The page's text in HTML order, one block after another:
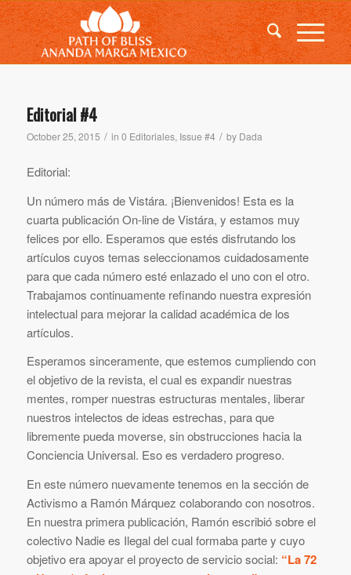
Editorial #4
October 25, 2015 / in 0 Editoriales, Issue #4 / by Dada
Editorial:
Un número más de Vistára. ¡Bienvenidos! Esta es la
cuarta publicación On-line de Vistára, y estamos muy
felices por ello. Esperamos que estés disfrutando los
artículos cuyos temas seleccionamos cuidadosamente
para que cada número esté enlazado el uno con el otro.
Trabajamos continuamente refinando nuestra expresión
intelectual para mejorar la calidad académica de los
artículos.
Esperamos sinceramente, que estemos cumpliendo con
el objetivo de la revista, el cual es expandir nuestras
mentes, romper nuestras estructuras mentales, liberar
nuestros intelectos de ideas estrechas, para que
libremente pueda moverse, sin obstrucciones hacia la
Conciencia Universal. Eso es verdadero progreso.
En este número nuevamente tenemos en la sección de
Activismo a Ramón Márquez colaborando con nosotros.
En nuestra primera publicación, Ramón escribió sobre el
colectivo Nadie es Ilegal del cual formaba parte y cuyo
objetivo era apoyar el proyecto de servicio social: “La 72